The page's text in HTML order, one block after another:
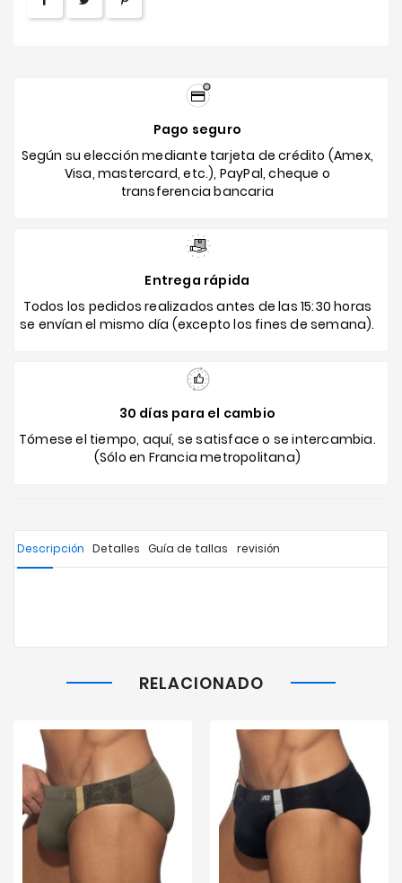
Pago seguro
Según su elección mediante tarjeta de crédito (Amex,
Visa, mastercard, etc.), PayPal, cheque o
transferencia bancaria
Entrega rápida
Todos los pedidos realizados antes de las 15:30 horas
se envían el mismo día (excepto los fines de semana).
30 días para el cambio
Tómese el tiempo, aquí, se satisface o se intercambia.
(Sólo en Francia metropolitana)
Descripción Detalles Guía de tallas revisión
RELACIONADO